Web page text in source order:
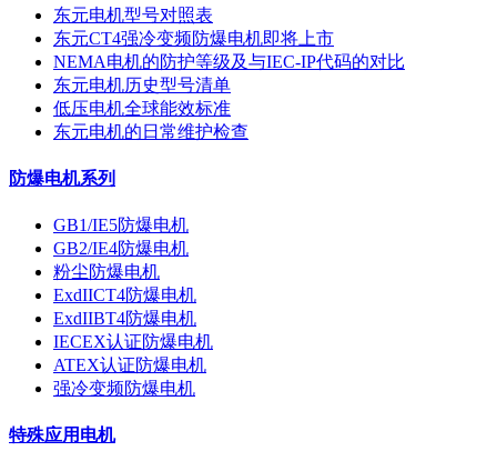
东元电机型号对照表
东元CT4强冷变频防爆电机即将上市
NEMA电机的防护等级及与IEC-IP代码的对比
东元电机历史型号清单
低压电机全球能效标准
东元电机的日常维护检查
防爆电机系列
GB1/IE5防爆电机
GB2/IE4防爆电机
粉尘防爆电机
ExdIICT4防爆电机
ExdIIBT4防爆电机
IECEX认证防爆电机
ATEX认证防爆电机
强冷变频防爆电机
特殊应用电机